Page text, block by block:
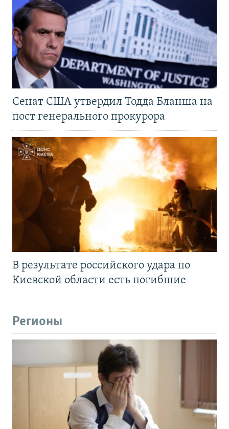
Сенат США утвердил Тодда Бланша на
пост генерального прокурора
В результате российского удара по
Киевской области есть погибшие
Регионы